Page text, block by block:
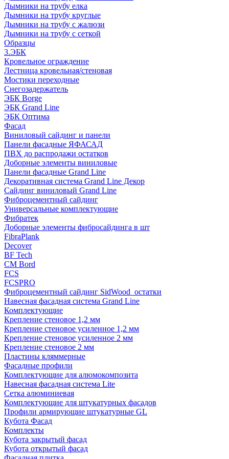
Дымники на трубу елка
Дымники на трубу круглые
Дымники на трубу с жалюзи
Дымники на трубу с сеткой
Образцы
3.ЭБК
Кровельное ограждение
Лестница кровельная/стеновая
Мостики переходные
Снегозадержатель
ЭБК Borge
ЭБК Grand Line
ЭБК Оптима
Фасад
Виниловый сайдинг и панели
Панели фасадные ЯФАСАД
ПВХ до распродажи остатков
Доборные элементы виниловые
Панели фасадные Grand Line
Декоративная система Grand Line Декор
Сайдинг виниловый Grand Line
Фиброцементный сайдинг
Универсальные комплектующие
Фибратек
Доборные элементы фибросайдинга в шт
FibraPlank
Decover
BF Tech
CM Bord
FCS
FCSPRO
Фиброцементный сайдинг SidWood_остатки
Навесная фасадная система Grand Line
Комплектующие
Крепление стеновое 1,2 мм
Крепление стеновое усиленное 1,2 мм
Крепление стеновое усиленное 2 мм
Крепление стеновое 2 мм
Пластины кляммерные
Фасадные профили
Комплектующие для алюмокомпозита
Навесная фасадная система Lite
Сетка алюминиевая
Комплектующие для штукатурных фасадов
Профили армирующие штукатурные GL
Кубота Фасад
Комплекты
Кубота закрытый фасад
Кубота открытый фасад